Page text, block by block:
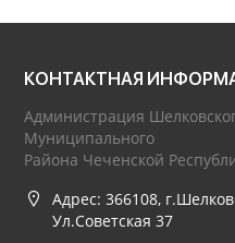
КОНТАКТНАЯ
Администрация
Муниципального
Района Чеченской
Адрес: 366108,
Ул.Советская 37